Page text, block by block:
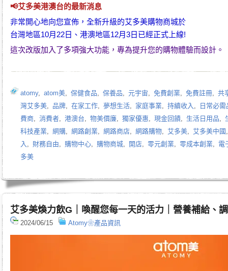
📢艾多美港澳台的最新消息
非常開心地向您宣佈，全新升級的艾多美購物商城於
台灣地區10月22日、港澳地區12月3日已經正式上線!
這次改版加入了多項強大功能，專為提升您的購物體驗而設計。
atomy, atom美, 保健食品, 保養品, 元宇宙, 免費創業, 免費註冊, 共
灣艾多美, 品牌, 在家工作, 夢想生活, 家庭事業, 持續收入 ,
日常必需
費商, 消費者, 港澳台, 物美價廉, 獨家優惠, 現金回饋, 生活日用品,
科技產業, 網購, 網路創業, 網路商店, 網路購物, 艾多美, 艾多美中國
入 , 財務自由, 購物中心, 購物商城, 開店, 零元創業, 零成本創業, 電
多美
艾多美煥力飲G｜喚醒您每一天的活力｜營養補給、
2024/06/15 Atomy❀產品資訊